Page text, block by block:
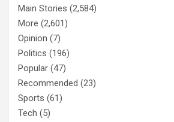
Main Stories (2,584)
More (2,601)
Opinion (7)
Politics (196)
Popular (47)
Recommended (23)
Sports (61)
Tech (5)